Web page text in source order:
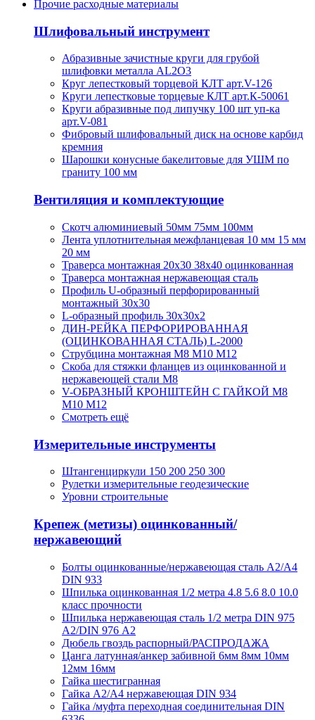
Прочие расходные материалы
Шлифовальный инструмент
Абразивные зачистные круги для грубой
шлифовки металла AL2O3
Круг лепестковый торцевой КЛТ арт.V-126
Круги лепестковые торцевые КЛТ арт.К-50061
Круги абразивные под липучку 100 шт уп-ка
арт.V-081
Фибровый шлифовальный диск на основе карбид
кремния
Шарошки конусные бакелитовые для УШМ по
граниту 100 мм
Вентиляция и комплектующие
Скотч алюминиевый 50мм 75мм 100мм
Лента уплотнительная межфланцевая 10 мм 15 мм
20 мм
Траверса монтажная 20х30 38х40 оцинкованная
Траверса монтажная нержавеющая сталь
Профиль U-образный перфорированный
монтажный 30х30
L-образный профиль 30х30х2
ДИН-РЕЙКА ПЕРФОРИРОВАННАЯ
(ОЦИНКОВАННАЯ СТАЛЬ) L-2000
Струбцина монтажная М8 М10 М12
Скоба для стяжки фланцев из оцинкованной и
нержавеющей стали М8
V-ОБРАЗНЫЙ КРОНШТЕЙН С ГАЙКОЙ М8
М10 М12
Смотреть ещё
Измерительные инструменты
Штангенциркули 150 200 250 300
Рулетки измерительные геодезические
Уровни строительные
Крепеж (метизы) оцинкованный/
нержавеющий
Болты оцинкованные/нержавеющая сталь А2/А4
DIN 933
Шпилька оцинкованная 1/2 метра 4.8 5.6 8.0 10.0
класс прочности
Шпилька нержавеющая сталь 1/2 метра DIN 975
A2/DIN 976 А2
Дюбель гвоздь распорный/РАСПРОДАЖА
Цанга латунная/анкер забивной 6мм 8мм 10мм
12мм 16мм
Гайка шестигранная
Гайка А2/А4 нержавеющая DIN 934
Гайка /муфта переходная соединительная DIN